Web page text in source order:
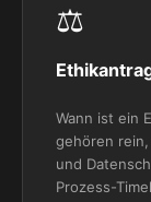
⚖️
Wann ist ein
gehören
und
Prozess-